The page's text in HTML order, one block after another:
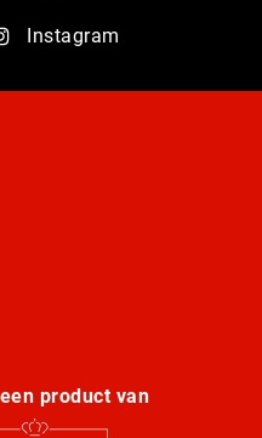
Instagram
product van